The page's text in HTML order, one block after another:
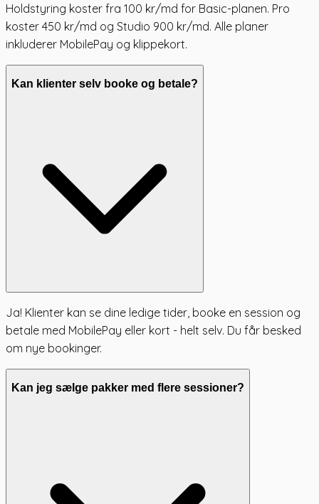
Holdstyring koster fra 100 kr/md for Basic-planen. Pro
koster 450 kr/md og Studio 900 kr/md. Alle planer
inkluderer MobilePay og klippekort.
Kan klienter selv booke og betale?
Ja! Klienter kan se dine ledige tider, booke en session og
betale med MobilePay eller kort - helt selv. Du får besked
om nye bookinger.
Kan jeg sælge pakker med flere sessioner?